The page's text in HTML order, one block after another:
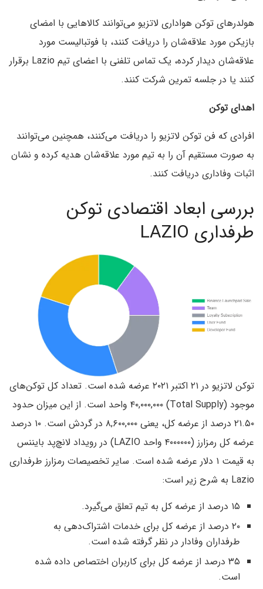
هولدرهای توکن هواداری لاتزیو می‌توانند کالاهایی با امضای
بازیکن مورد علاقه‌شان را دریافت کنند، با فوتبالیست مورد
علاقه‌شان دیدار کرده، یک تماس تلفنی با اعضای تیم Lazio برقرار
کنند یا در جلسه تمرین شرکت کنند.
اهدای توکن
افرادی که فن توکن لاتزیو را دریافت می‌کنند، همچنین می‌توانند
به صورت مستقیم آن را به تیم مورد علاقه‌شان هدیه کرده و نشان
اثبات وفاداری دریافت کنند.
بررسی ابعاد اقتصادی توکن
طرفداری LAZIO
توکن لاتزیو در ۲۱ اکتبر ۲۰۲۱ عرضه شده است. تعداد کل توکن‌های
موجود (Total Supply) ۴۰,۰۰۰,۰۰۰ واحد است. از این میزان حدود
۲۱.۵۰ درصد از عرضه کل، یعنی ۸,۶۰۰,۰۰۰ در گردش است. ۱۰ درصد
عرضه کل رمزارز (۴۰۰۰۰۰۰ واحد LAZIO) در رویداد لانچ‌پد بایننس
به قیمت ۱ دلار عرضه شده است. سایر تخصیصات رمزارز طرفداری
Lazio به شرح زیر است:
۱۵ درصد از عرضه کل به تیم تعلق می‌گیرد.
۲۰ درصد از عرضه کل برای خدمات اشتراک‌دهی به
طرفداران وفادار در نظر گرفته شده است.
۳۵ درصد از عرضه کل برای کاربران اختصاص داده شده
است.